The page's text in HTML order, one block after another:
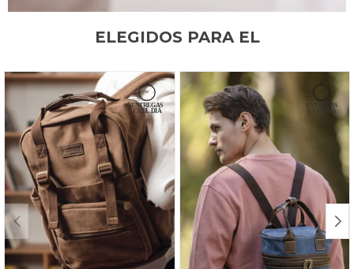
ELEGIDOS PARA EL